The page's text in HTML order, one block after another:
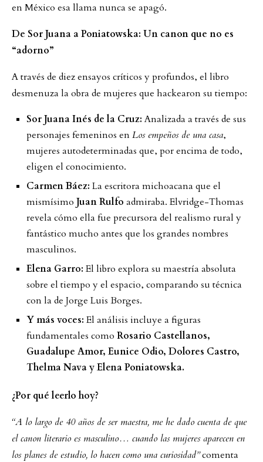
en México esa llama nunca se apagó.
De Sor Juana a Poniatowska: Un canon que no es
“adorno”
A través de diez ensayos críticos y profundos, el libro
desmenuza la obra de mujeres que hackearon su tiempo:
Sor Juana Inés de la Cruz:Analizada a través de sus
personajes femeninos enLos empeños de una casa,
mujeres autodeterminadas que, por encima de todo,
eligen el conocimiento.
Carmen Báez: La escritora michoacana que el
mismísimo Juan Rulfo admiraba. Elvridge-Thomas
revela cómo ella fue precursora del realismo rural y
fantástico mucho antes que los grandes nombres
masculinos.
Elena Garro:El libro explora su maestría absoluta
sobre el tiempo y el espacio, comparando su técnica
con la de Jorge Luis Borges.
Y más voces:El análisis incluye a figuras
fundamentales como Rosario Castellanos,
Guadalupe Amor, Eunice Odio, Dolores Castro,
Thelma Nava y Elena Poniatowska.
¿Por qué leerlo hoy?
“A lo largo de 40 años de ser maestra, me he dado cuenta de que
el canon literario es masculino… cuando las mujeres aparecen en
los planes de estudio, lo hacen como una curiosidad”comenta